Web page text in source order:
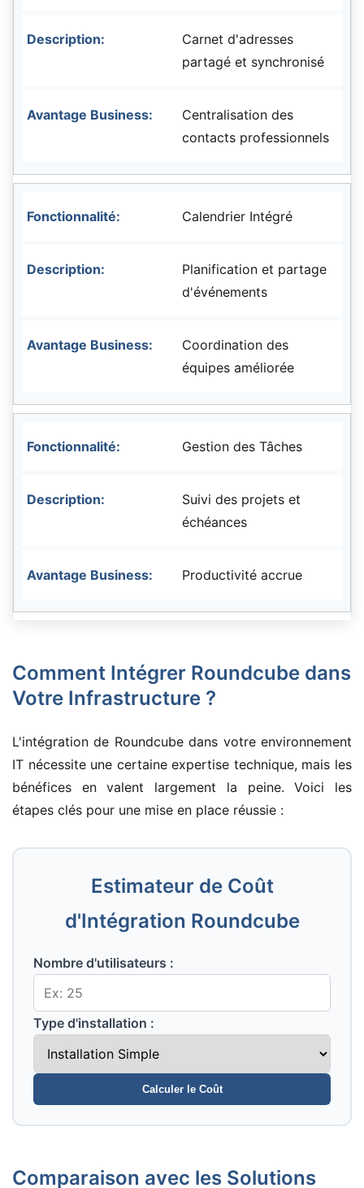
Carnet d'adresses
partagé et synchronisé
Centralisation des
contacts professionnels
Calendrier Intégré
Planification et partage
d'événements
Coordination des
équipes améliorée
Gestion des Tâches
Suivi des projets et
échéances
Productivité accrue
Comment Intégrer Roundcube dans
Votre Infrastructure ?
L'intégration de Roundcube dans votre environnement
IT nécessite une certaine expertise technique, mais les
bénéfices en valent largement la peine. Voici les
étapes clés pour une mise en place réussie :
Estimateur de Coût
d'Intégration Roundcube
Nombre d'utilisateurs :
Type d'installation :
Calculer le Coût
Comparaison avec les Solutions